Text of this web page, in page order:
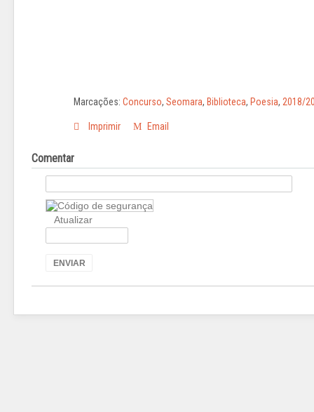
Marcações: Concurso, Seomara, Biblioteca, Poesia, 2018/
Imprimir Email
Comentar
Atualizar
ENVIAR